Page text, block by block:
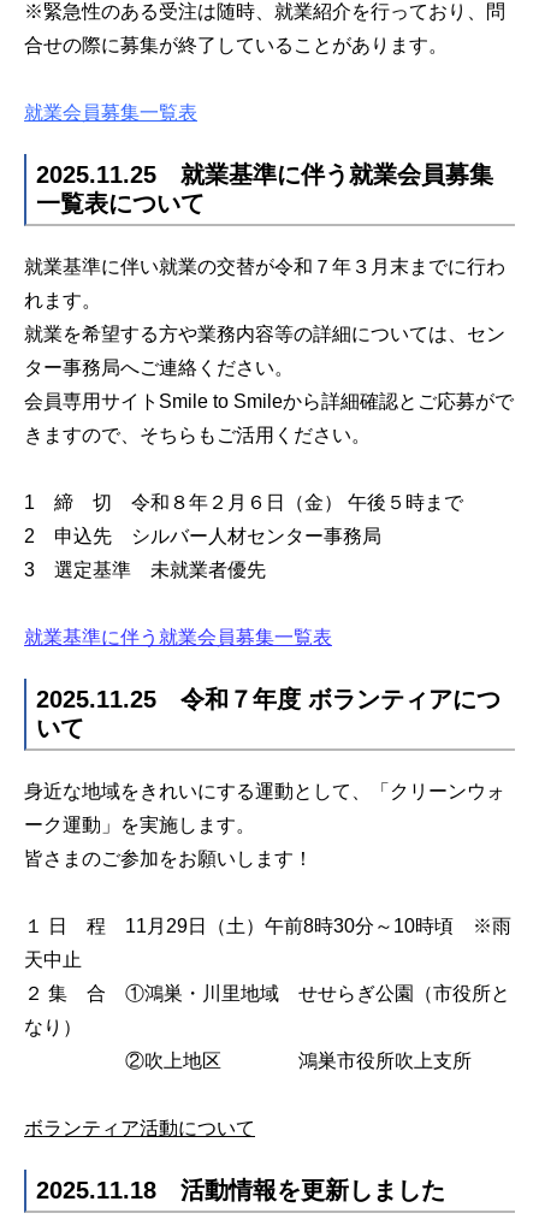
※緊急性のある受注は随時、就業紹介を行っており、問
合せの際に募集が終了していることがあります。
就業会員募集一覧表
2025.11.25 就業基準に伴う就業会員募集
一覧表について
就業基準に伴い就業の交替が令和７年３月末までに行わ
れます。
就業を希望する方や業務内容等の詳細については、セン
ター事務局へご連絡ください。
会員専用サイトSmile to Smileから詳細確認とご応募がで
きますので、そちらもご活用ください。
1 締 切 令和８年２月６日（金） 午後５時まで
2 申込先 シルバー人材センター事務局
3 選定基準 未就業者優先
就業基準に伴う就業会員募集一覧表
2025.11.25 令和７年度 ボランティアにつ
いて
身近な地域をきれいにする運動として、「クリーンウォ
ーク運動」を実施します。
皆さまのご参加をお願いします！
１ 日 程 11月29日（土）午前8時30分～10時頃 ※雨
天中止
２ 集 合 ①鴻巣・川里地域 せせらぎ公園（市役所と
なり）
②吹上地区 鴻巣市役所吹上支所
ボランティア活動について
2025.11.18 活動情報を更新しました